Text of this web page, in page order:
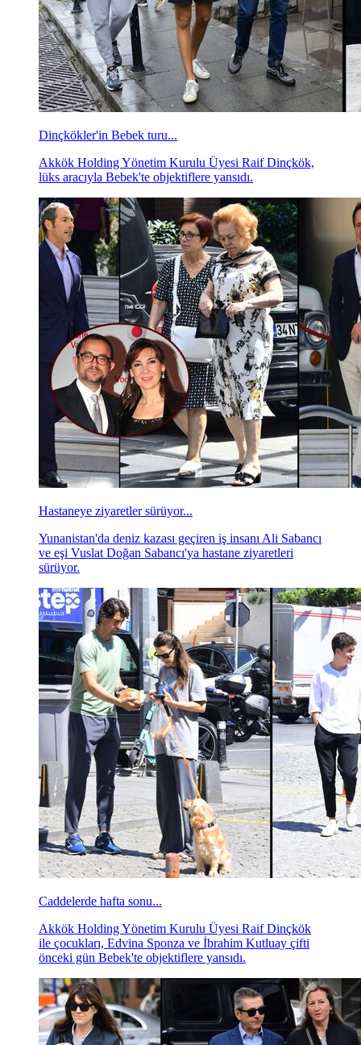
Dinçkökler'in Bebek turu...
Akkök Holding Yönetim Kurulu Üyesi Raif Dinçkök,
lüks aracıyla Bebek'te objektiflere yansıdı.
Hastaneye ziyaretler sürüyor...
Yunanistan'da deniz kazası geçiren iş insanı Ali Sabancı
ve eşi Vuslat Doğan Sabancı'ya hastane ziyaretleri
sürüyor.
Caddelerde hafta sonu...
Akkök Holding Yönetim Kurulu Üyesi Raif Dinçkök
ile çocukları, Edvina Sponza ve İbrahim Kutluay çifti
önceki gün Bebek'te objektiflere yansıdı.